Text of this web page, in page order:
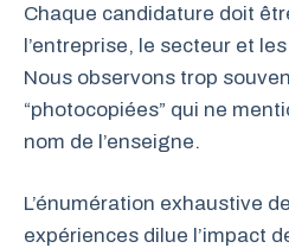
Chaque candidature doit
l’entreprise, le secteur et
Nous observons trop
“photocopiées” qui ne
nom de l’enseigne.
L’énumération exhaustive
expériences dilue l’impact